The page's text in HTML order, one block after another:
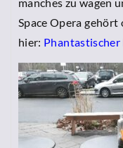
Space Opera
hier: